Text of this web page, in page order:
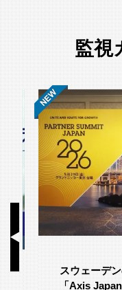
監視
23
スウェーデン
「Axis Japan